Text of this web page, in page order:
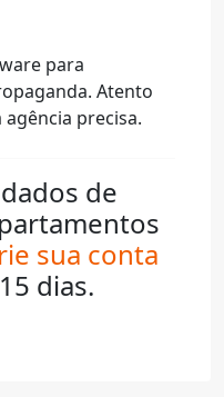
para
Atento
precisa.
de
sua conta
dias.